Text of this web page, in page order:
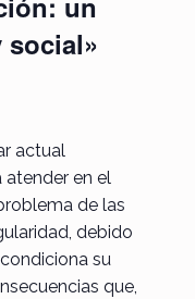
actual
en el
de las
debido
su
que,